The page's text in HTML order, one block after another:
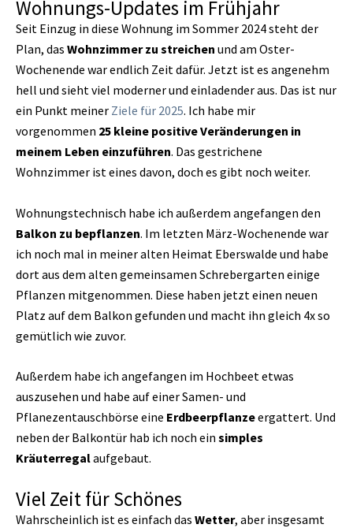
Wohnungs-Updates im Frühjahr
Seit Einzug in diese Wohnung im Sommer 2024 steht der
Plan, das Wohnzimmer zu streichen und am Oster-
Wochenende war endlich Zeit dafür. Jetzt ist es angenehm
hell und sieht viel moderner und einladender aus. Das ist nur
ein Punkt meiner Ziele für 2025. Ich habe mir
vorgenommen 25 kleine positive Veränderungen in
meinem Leben einzuführen. Das gestrichene
Wohnzimmer ist eines davon, doch es gibt noch weiter.
Wohnungstechnisch habe ich außerdem angefangen den
Balkon zu bepflanzen. Im letzten März-Wochenende war
ich noch mal in meiner alten Heimat Eberswalde und habe
dort aus dem alten gemeinsamen Schrebergarten einige
Pflanzen mitgenommen. Diese haben jetzt einen neuen
Platz auf dem Balkon gefunden und macht ihn gleich 4x so
gemütlich wie zuvor.
Außerdem habe ich angefangen im Hochbeet etwas
auszusehen und habe auf einer Samen- und
Pflanezentauschbörse eine Erdbeerpflanzeergattert. Und
neben der Balkontür hab ich noch ein simples
Kräuterregalaufgebaut.
Viel Zeit für Schönes
Wahrscheinlich ist es einfach das Wetter, aber insgesamt